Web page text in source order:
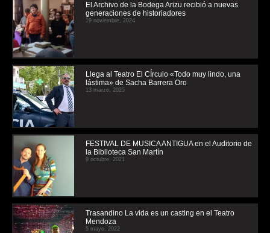
El Archivo de la Bodega Arizu recibió a nuevas
generaciones de historiadores
19 noviembre, 2024
Llega al Teatro El CÍrculo «Todo muy lindo, una
lástima» de Sacha Barrera Oro
13 marzo, 2025
FESTIVAL DE MUSICA ANTIGUA en el Auditorio de
la Biblioteca San Martín
9 octubre, 2021
Trasandino La vida es un casting en el Teatro
Mendoza
5 mayo, 2022